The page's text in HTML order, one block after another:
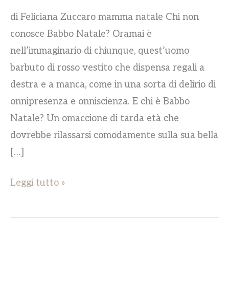
di Feliciana Zuccaro mamma natale Chi non
conosce Babbo Natale? Oramai è
nell’immaginario di chiunque, quest’uomo
barbuto di rosso vestito che dispensa regali a
destra e a manca, come in una sorta di delirio di
onnipresenza e onniscienza. E chi è Babbo
Natale? Un omaccione di tarda età che
dovrebbe rilassarsi comodamente sulla sua bella
[…]
Leggi tutto »